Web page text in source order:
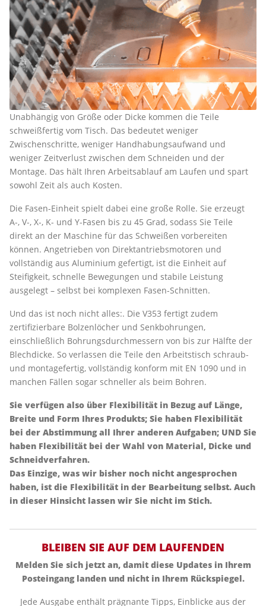
Sie verfügen also über Flexibilität in Bezug auf Länge,
Breite und Form Ihres Produkts; Sie haben Flexibilität
bei der Abstimmung all Ihrer anderen Aufgaben; UND Sie
haben Flexibilität bei der Wahl von Material, Dicke und
Schneidverfahren.
Das Einzige, was wir bisher noch nicht angesprochen
haben, ist die Flexibilität in der Bearbeitung selbst. Auch
in dieser Hinsicht lassen wir Sie nicht im Stich.
Unabhängig von Größe oder Dicke kommen die Teile
schweißfertig vom Tisch. Das bedeutet weniger
Zwischenschritte, weniger Handhabungsaufwand und
weniger Zeitverlust zwischen dem Schneiden und der
Montage. Das hält Ihren Arbeitsablauf am Laufen und spart
sowohl Zeit als auch Kosten.
Die Fasen-Einheit spielt dabei eine große Rolle. Sie erzeugt
A-, V-, X-, K- und Y-Fasen bis zu 45 Grad, sodass Sie Teile
direkt an der Maschine für das Schweißen vorbereiten
können. Angetrieben von Direktantriebsmotoren und
vollständig aus Aluminium gefertigt, ist die Einheit auf
Steifigkeit, schnelle Bewegungen und stabile Leistung
ausgelegt – selbst bei komplexen Fasen-Schnitten.
Und das ist noch nicht alles:. Die V353 fertigt zudem
zertifizierbare Bolzenlöcher und Senkbohrungen,
einschließlich Bohrungsdurchmessern von bis zur Hälfte der
Blechdicke. So verlassen die Teile den Arbeitstisch schraub-
und montagefertig, vollständig konform mit EN 1090 und in
manchen Fällen sogar schneller als beim Bohren.
BLEIBEN SIE AUF DEM LAUFENDEN
Melden Sie sich jetzt an, damit diese Updates in Ihrem
Posteingang landen und nicht in Ihrem Rückspiegel.
Jede Ausgabe enthält prägnante Tipps, Einblicke aus der